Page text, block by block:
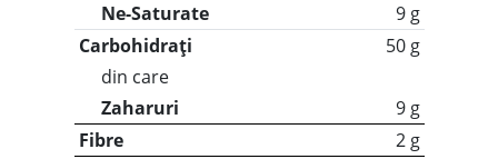
Ne-Saturate
9 g
Carbohidrați
50 g
din care
Zaharuri
9 g
Fibre
2 g